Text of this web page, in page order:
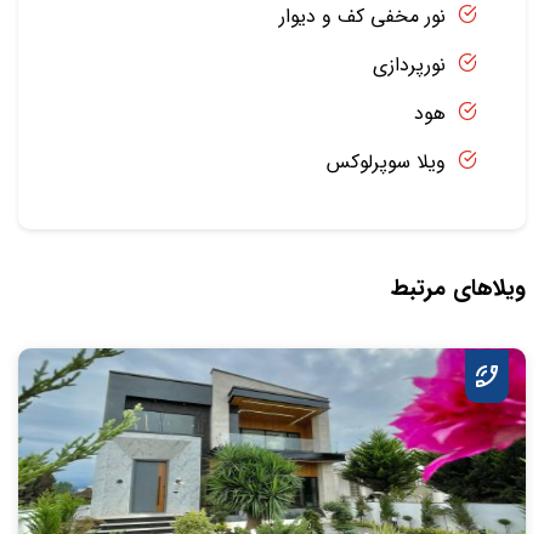
نور مخفی کف و دیوار
نورپردازی
هود
ویلا سوپرلوکس
ویلاهای مرتبط